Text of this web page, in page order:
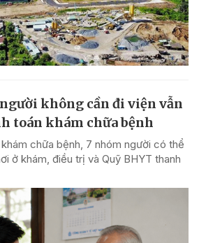
không cần đi viện vẫn
toán khám chữa bệnh
chữa bệnh, 7 nhóm người có thể
ở khám, điều trị và Quỹ BHYT thanh